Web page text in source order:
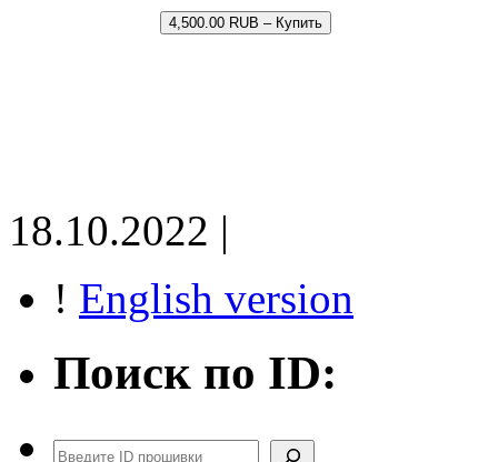
4,500.00 RUB – Купить
18.10.2022 |
! English version
Поиск по ID:
Поиск